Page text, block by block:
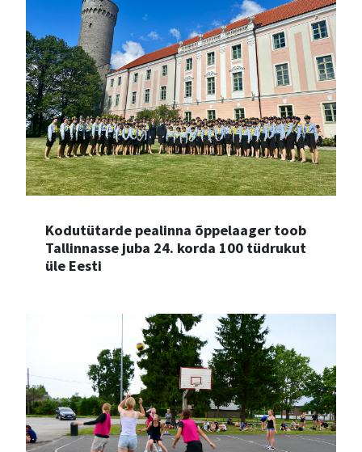
Kodutütarde pealinna õppelaager toob
Tallinnasse juba 24. korda 100 tüdrukut
üle Eesti